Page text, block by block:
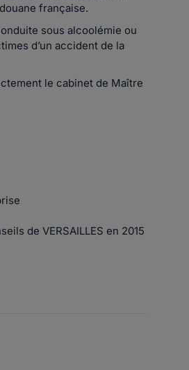
française.
sous alcoolémie ou
d’un accident de la
le cabinet de Maître
de VERSAILLES en 2015